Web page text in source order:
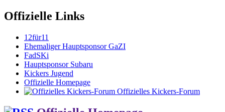
Offizielle Links
12für11
Ehemaliger Hauptsponsor GaZI
FadSKi
Hauptsponsor Subaru
Kickers Jugend
Offizielle Homepage
Offizielles Kickers-Forum